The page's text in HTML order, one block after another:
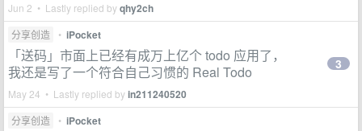
Jun 2 • Lastly replied byqhy2ch
分享创造 • iPocket
「送码」市面上已经有成万上亿个 todo 应用了，
我还是写了一个符合自己习惯的 Real Todo
May 24 • Lastly replied byin211240520
3
分享创造 • iPocket